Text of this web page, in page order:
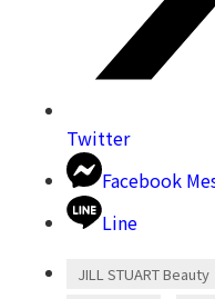
Twitter
Facebook
Line
JILL STUART Beauty